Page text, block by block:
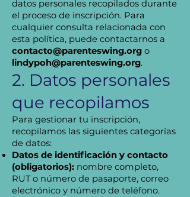
datos personales recopilados durante
el proceso de inscripción. Para
cualquier consulta relacionada con
esta política, puede contactarnos a
contacto@parenteswing.org o
lindypoh@parenteswing.org.
2. Datos personales
que recopilamos
Para gestionar tu inscripción,
recopilamos las siguientes categorías
de datos:
Datos de identificación y contacto
(obligatorios): nombre completo,
RUT o número de pasaporte, correo
electrónico y número de teléfono.